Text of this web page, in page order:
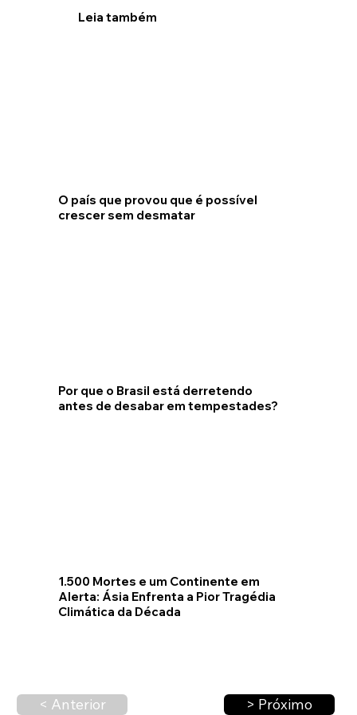
O país que provou que é possível
crescer sem desmatar
Por que o Brasil está derretendo
antes de desabar em tempestades?
1.500 Mortes e um Continente em
Alerta: Ásia Enfrenta a Pior Tragédia
Climática da Década
Leia também
> Próximo
< Anterior